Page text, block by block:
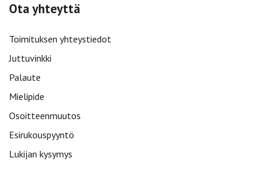
Ota yhteyttä
Toimituksen yhteystiedot
Juttuvinkki
Palaute
Mielipide
Osoitteenmuutos
Esirukouspyyntö
Lukijan kysymys